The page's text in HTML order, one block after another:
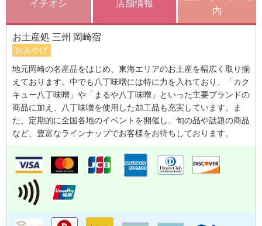
イチオシ 店舗情報
内
お土産処 三州 岡崎宿
おみやげ
地元岡崎の名産品をはじめ、東海エリアのお土産を幅広く取り揃
えております。中でも八丁味噌には特に力を入れており、「カク
キュー八丁味噌」や「まるや八丁味噌」といった主要ブランドの
商品に加え、八丁味噌を使用した加工品も充実しています。ま
た、定期的に全国各地のイベントを開催し、旬の品や話題の商品
など、豊富なラインナップでお客様をお待ちしております。